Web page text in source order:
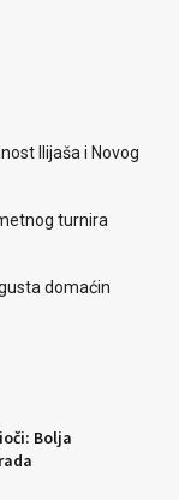
Ilijaša i Novog
turnira
domaćin
Bolja